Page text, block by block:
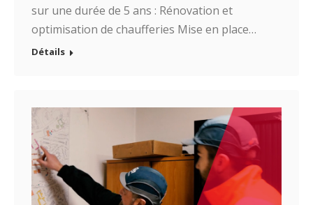
sur une durée de 5 ans : Rénovation et
optimisation de chaufferies Mise en place…
Détails